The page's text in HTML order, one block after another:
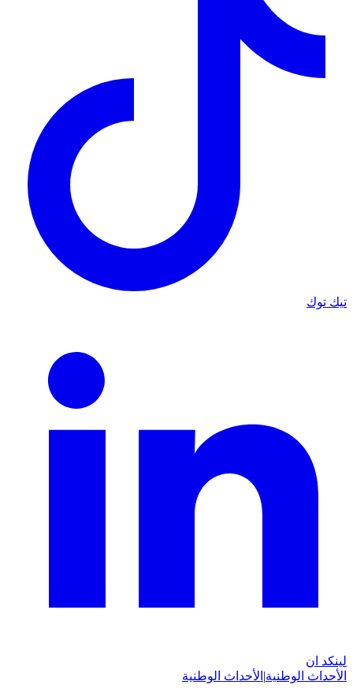
تيك توك
لينكد ان
الأحداث الوطنية| الأحداث الوطنية